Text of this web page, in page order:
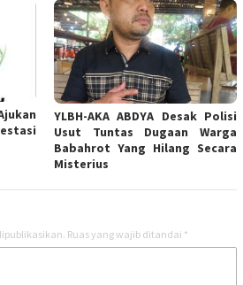
YLBH-AKA ABDYA Desak Polisi
Usut Tuntas Dugaan Warga
Babahrot Yang Hilang Secara
Misterius
Ruas yang wajib ditandai *